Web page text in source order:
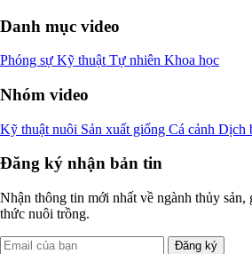
Danh mục video
Phóng sự Kỹ thuật Tự nhiên Khoa học
Nhóm video
Kỹ thuật nuôi Sản xuất giống Cá cảnh Dịch
Đăng ký nhận bản tin
Nhận thông tin mới nhất về ngành thủy sản,
thức nuôi trồng.
Đăng ký